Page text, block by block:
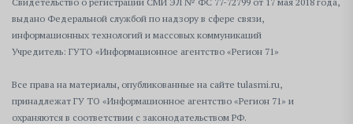
выдано Федеральной службой по надзору в сфере связи,
информационных технологий и массовых коммуникаций
Учредитель: ГУТО «Информационное агентство «Регион 71»
Все права на материалы, опубликованные на сайте tulasmi.ru,
принадлежат ГУ ТО «Информационное агентство «Регион 71» и
охраняются в соответствии с законодательством РФ.